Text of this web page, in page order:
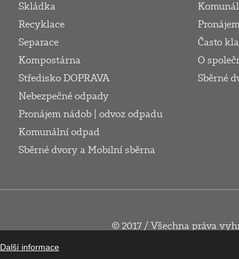
Skládka
Recyklace
Separace
Kompostárna
Středisko DOPRAVA
Nebezpečné odpady
Pronájem nádob | odvoz odpadu
Komunální odpad
Sběrné dvory a Mobilní sběrna
Často
O
Sběrné
© 2017 / Všechna práva
Další informace